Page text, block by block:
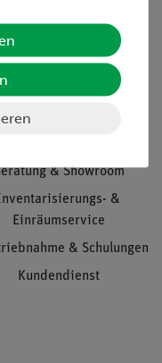
& Showroom
&
Einräumservice
& Schulungen
Kundendienst